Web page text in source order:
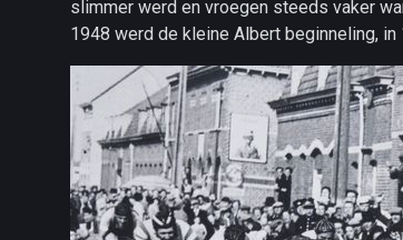
slimmer werd en vroegen steeds vaker
1948 werd de kleine Albert beginneling,